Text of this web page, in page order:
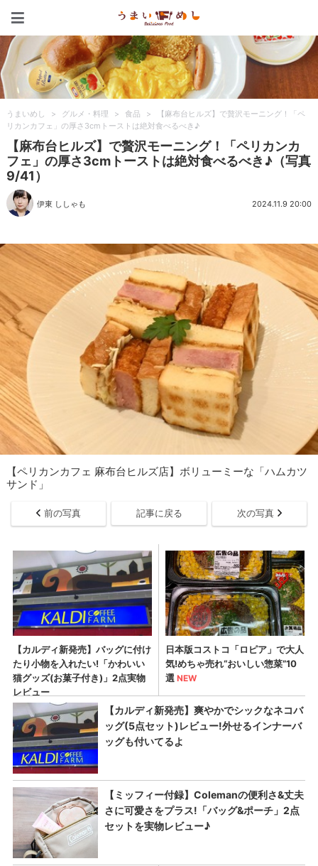
うまいめし > グルメ・料理 > 食品 >
【麻布台ヒルズ】で贅沢モーニング！「ペ
リカンカフェ」の厚さ3cmトーストは絶対食べるべき♪
【麻布台ヒルズ】で贅沢モーニング！「ペリカンカ
フェ」の厚さ3cmトーストは絶対食べるべき♪（写真
9/41）
伊東 ししゃも 2024.11.9 20:00
【ペリカンカフェ 麻布台ヒルズ店】ボリューミーな「ハムカツ
サンド」
前の写真 記事に戻る 次の写真